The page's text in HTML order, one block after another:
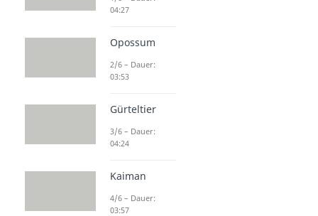
04:27
Opossum
2/6 – Dauer:
03:53
Gürteltier
3/6 – Dauer:
04:24
Kaiman
4/6 – Dauer:
03:57